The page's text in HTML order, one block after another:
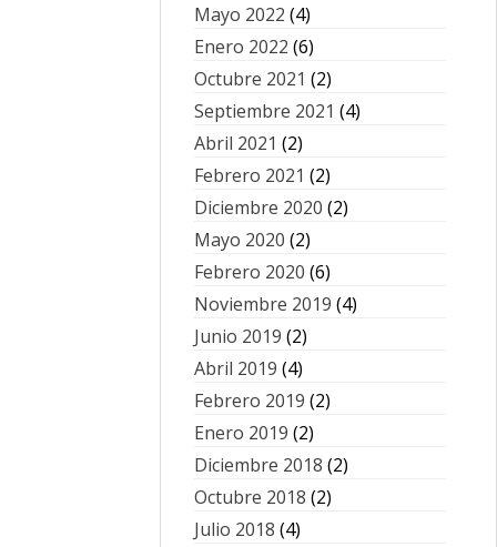
Mayo 2022 (4)
Enero 2022 (6)
Octubre 2021 (2)
Septiembre 2021 (4)
Abril 2021 (2)
Febrero 2021 (2)
Diciembre 2020 (2)
Mayo 2020 (2)
Febrero 2020 (6)
Noviembre 2019 (4)
Junio 2019 (2)
Abril 2019 (4)
Febrero 2019 (2)
Enero 2019 (2)
Diciembre 2018 (2)
Octubre 2018 (2)
Julio 2018 (4)